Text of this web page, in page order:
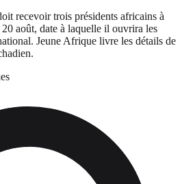
recevoir trois présidents africains à
août, date à laquelle il ouvrira les
Jeune Afrique livre les détails de